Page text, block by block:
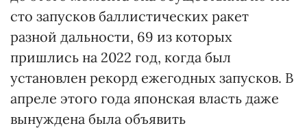
сто запусков баллистических ракет
разной дальности, 69 из которых
пришлись на 2022 год, когда был
установлен рекорд ежегодных запусков. В
апреле этого года японская власть даже
вынуждена была объявить